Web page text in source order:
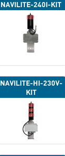
NAVILITE-240I-KIT
NAVILITE-HI-230V-
KIT